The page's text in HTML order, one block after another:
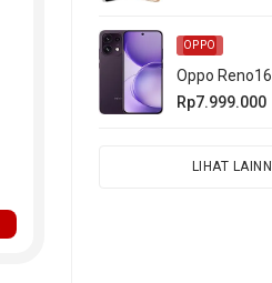
OPPO
Oppo Reno16
Rp7.999.000
LIHAT